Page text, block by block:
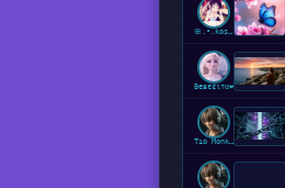
ꕥ.•.kosaki.•.🦋
Beвє¢ιтα❤️
Tío Monkey